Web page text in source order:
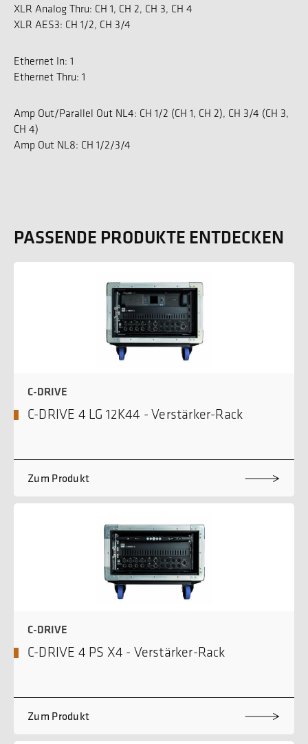
XLR Analog Thru: CH 1, CH 2, CH 3, CH 4
XLR AES3: CH 1/2, CH 3/4
Ethernet In: 1
Ethernet Thru: 1
Amp Out/Parallel Out NL4: CH 1/2 (CH 1, CH 2), CH 3/4 (CH 3,
CH 4)
Amp Out NL8: CH 1/2/3/4
PASSENDE PRODUKTE ENTDECKEN
C-DRIVE
C-DRIVE 4 LG 12K44 - Verstärker-Rack
Zum Produkt
C-DRIVE
C-DRIVE 4 PS X4 - Verstärker-Rack
Zum Produkt